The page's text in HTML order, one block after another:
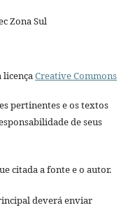
Zona Sul
licençaCreative Commons
pertinentes e os textos
de seus
citada a fonte e o autor.
deverá enviar